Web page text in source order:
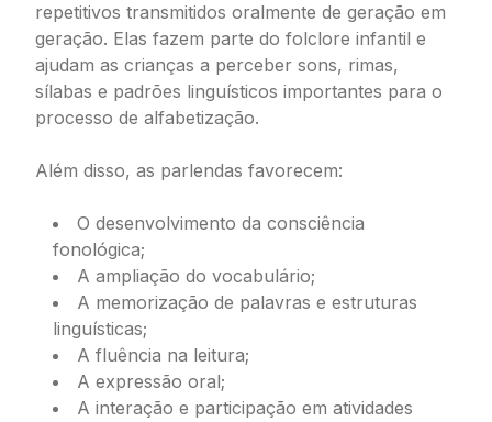
repetitivos transmitidos oralmente de geração em
geração. Elas fazem parte do folclore infantil e
ajudam as crianças a perceber sons, rimas,
sílabas e padrões linguísticos importantes para o
processo de alfabetização.
Além disso, as parlendas favorecem:
O desenvolvimento da consciência
fonológica;
A ampliação do vocabulário;
A memorização de palavras e estruturas
linguísticas;
A fluência na leitura;
A expressão oral;
A interação e participação em atividades